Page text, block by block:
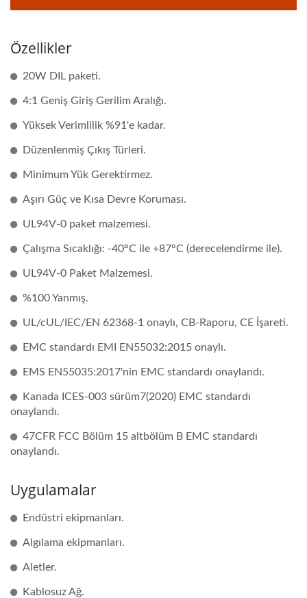
Özellikler
20W DIL paketi.
4:1 Geniş Giriş Gerilim Aralığı.
Yüksek Verimlilik %91'e kadar.
Düzenlenmiş Çıkış Türleri.
Minimum Yük Gerektirmez.
Aşırı Güç ve Kısa Devre Koruması.
UL94V-0 paket malzemesi.
Çalışma Sıcaklığı: -40°C ile +87°C (derecelendirme ile).
UL94V-0 Paket Malzemesi.
%100 Yanmış.
UL/cUL/IEC/EN 62368-1 onaylı, CB-Raporu, CE İşareti.
EMC standardı EMI EN55032:2015 onaylı.
EMS EN55035:2017'nin EMC standardı onaylandı.
Kanada ICES-003 sürüm7(2020) EMC standardı
onaylandı.
47CFR FCC Bölüm 15 altbölüm B EMC standardı
onaylandı.
Uygulamalar
Endüstri ekipmanları.
Algılama ekipmanları.
Aletler.
Kablosuz Ağ.